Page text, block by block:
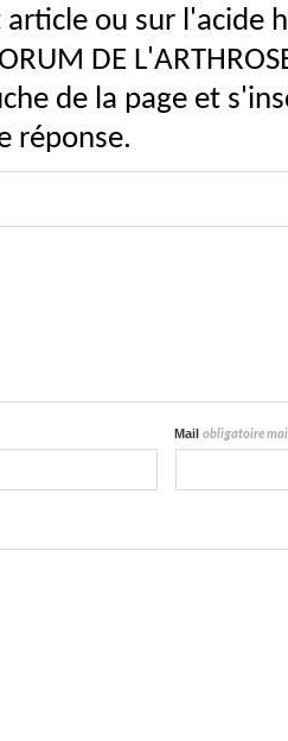
ou sur l'acide
DE
de la page et
réponse.
Mailobligatoire